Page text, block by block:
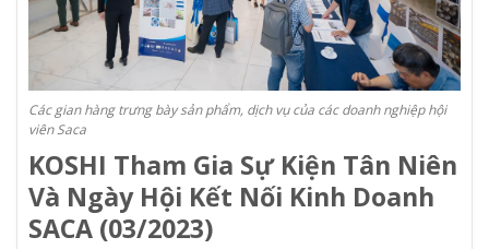
Các gian hàng trưng bày sản phẩm, dịch vụ của các doanh nghiệp hội
viên Saca
KOSHI Tham Gia Sự Kiện Tân Niên
Và Ngày Hội Kết Nối Kinh Doanh
SACA (03/2023)